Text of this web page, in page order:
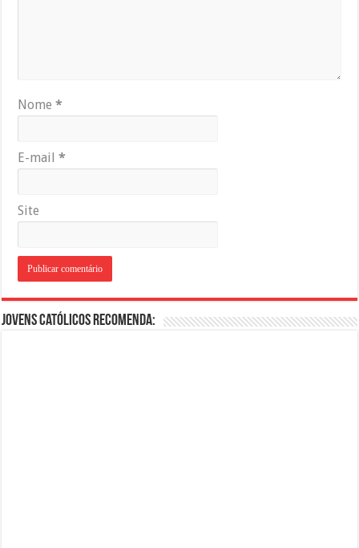
Nome*
E-mail*
Site
Jovens Católicos Recomenda: